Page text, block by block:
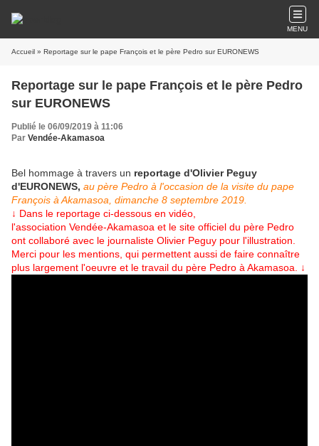
MENU
Accueil » Reportage sur le pape François et le père Pedro sur EURONEWS
Reportage sur le pape François et le père Pedro
sur EURONEWS
Publié le 06/09/2019 à 11:06
Par Vendée-Akamasoa
Bel hommage à travers un reportage d'Olivier Peguy
d'EURONEWS, au père Pedro à l'occasion de la visite du pape
François à Akamasoa, dimanche 8 septembre 2019.
↓ Dans le reportage ci-dessous en vidéo,
l'association Vendée-Akamasoa et le site officiel du père Pedro
ont collaboré avec le journaliste Olivier Peguy pour l'illustration.
Merci pour les mentions, qui permettent aussi de faire connaître
plus largement l'oeuvre et le travail du père Pedro à Akamasoa.
↓